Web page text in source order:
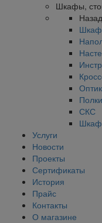
Шкафы,
Назад
Полки
СКС
Услуги
Новости
Проекты
Сертификаты
История
Прайс
Контакты
О магазине